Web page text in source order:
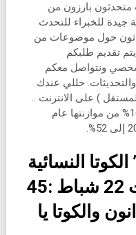
متحدثون بارزون من
جيدة للخبراء للتحدث
حول موضوعات من
تقديم طلبكم
ونتواصل معكم
خللي عندك
) على الانترنت ..
فبينما بلغ إنفاق طهران العسكري 16% من موازنتها عام
النسائية
“في ذمة هللا” روزيت 22 شباط :45
والكوتا يا